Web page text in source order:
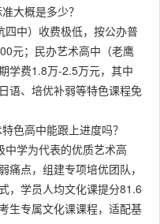
大概是多少？
中）收费极低，按公办普
元；民办艺术高中（老鹰
学费1.8万-2.5万元，其中
语、培优补弱等特色课程免
色高中能跟上进度吗？
中学为代表的优质艺术高
痛点，组建专项培优团队，
，学员人均文化课提分81.6
生专属文化课课程，适配基